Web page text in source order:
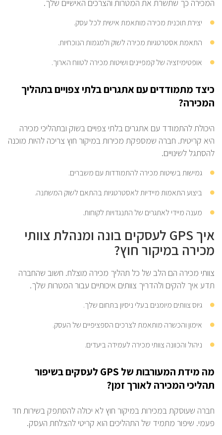
המכירה כך שתשרת את המטרות והצרכים האישיים שלך.
יצירת תוכנית מכירה מותאמת אישית לכל עסק.
התאמת אסטרטגיות מכירה לשוק ולמגמות הנוכחיות.
אופטימיזציה של קמפיינים ושיטות מכירה לטווח הארוך.
כיצד מתמודדים עם אתגרים בלתי צפויים בתהליך
המכירה?
היכולת להתמודד עם אתגרים בלתי צפויים בשוק ובתהליכי מכירה
היא קריטית. חברה שמספקת מכירות במיקור חוץ צריכה להיות מוכנה
להסתגל לשינויים.
גמישות בשיטות מכירה להתמודדות עם משברים.
ביצוע התאמות מיידיות לאסטרטגיות בהתאם לשוק המשתנה.
מענה מיידי לאתגרים של התנגדויות לקוחות.
איך GPS לעסקים בונה ומנהלת צוותי
מכירה במיקור חוץ?
צוותי מכירה הם הלב של כל תהליך מכירה מוצלח. חשוב שהחברה
תדע איך להקים ולהדריך צוותים איכותיים עבור המטרות שלך.
גיוס צוותים מיומנים בעלי ניסיון בתחום שלך.
אימון והכשרה מותאמת לצרכים הספציפיים של העסק.
ניהול והכוונה צוותי מכירה לעמידה ביעדים.
מה מידת המעורבות של GPS לעסקים בשיפור
תהליכי המכירה לאורך זמן?
חברה שעוסקת במכירות במיקור חוץ לא יכולה להסתפק בשירות חד
פעמי. שיפור מתמיד של התהליכים הוא קריטי להצלחת העסק.